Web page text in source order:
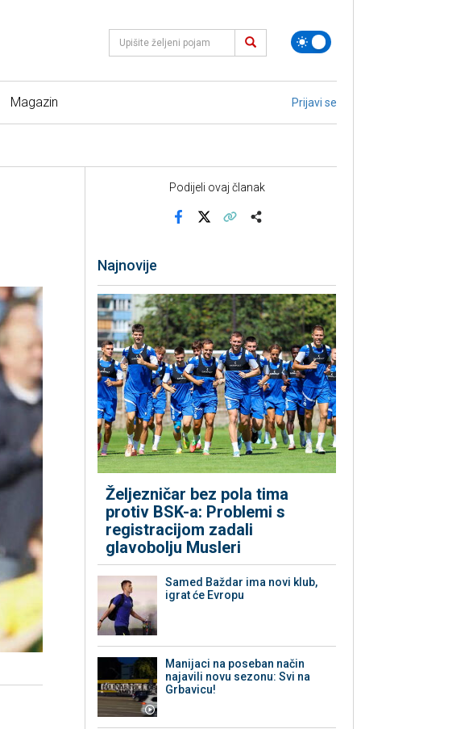
Magazin Prijavi se
Podijeli ovaj članak
Najnovije
Željezničar bez pola tima
protiv BSK-a: Problemi s
registracijom zadali
glavobolju Musleri
Samed Baždar ima novi klub,
igrat će Evropu
Manijaci na poseban način
najavili novu sezonu: Svi na
Grbavicu!